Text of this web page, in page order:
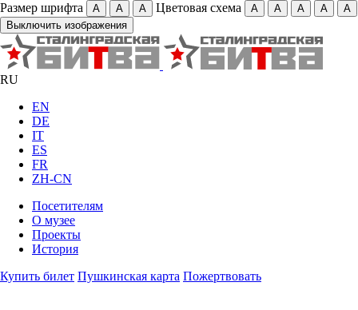
Размер шрифта А А А Цветовая схема А А А А
А
Выключить изображения
RU
EN
DE
IT
ES
FR
ZH-CN
Посетителям
О музее
Проекты
История
Купить билет Пушкинская карта Пожертвовать